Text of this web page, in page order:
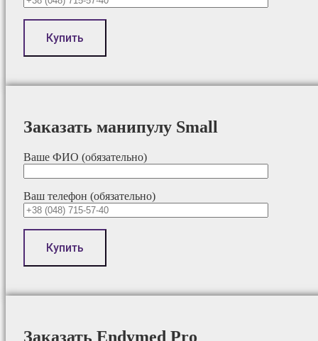
Заказать манипулу Small
Ваше ФИО (обязательно)
Ваш телефон (обязательно)
Заказать Endymed Pro